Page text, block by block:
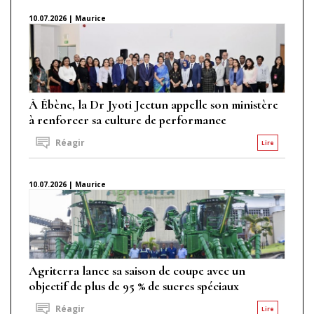
10.07.2026 | Maurice
À Ébène, la Dr Jyoti Jeetun appelle son ministère
à renforcer sa culture de performance
Lire
Réagir
10.07.2026 | Maurice
Agriterra lance sa saison de coupe avec un
objectif de plus de 95 % de sucres spéciaux
Lire
Réagir